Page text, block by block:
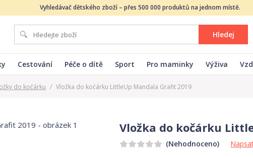
Vyhledávač dětského zboží – přes 500 000 produktů na jednom místě.
Hledej
Cestování Péče o dítě Sport Pro maminky Výživa
do kočárku / Vložka do kočárku LittleUp Mandala Grafit 2019
Vložka do kočárku
(Nehodnoceno)